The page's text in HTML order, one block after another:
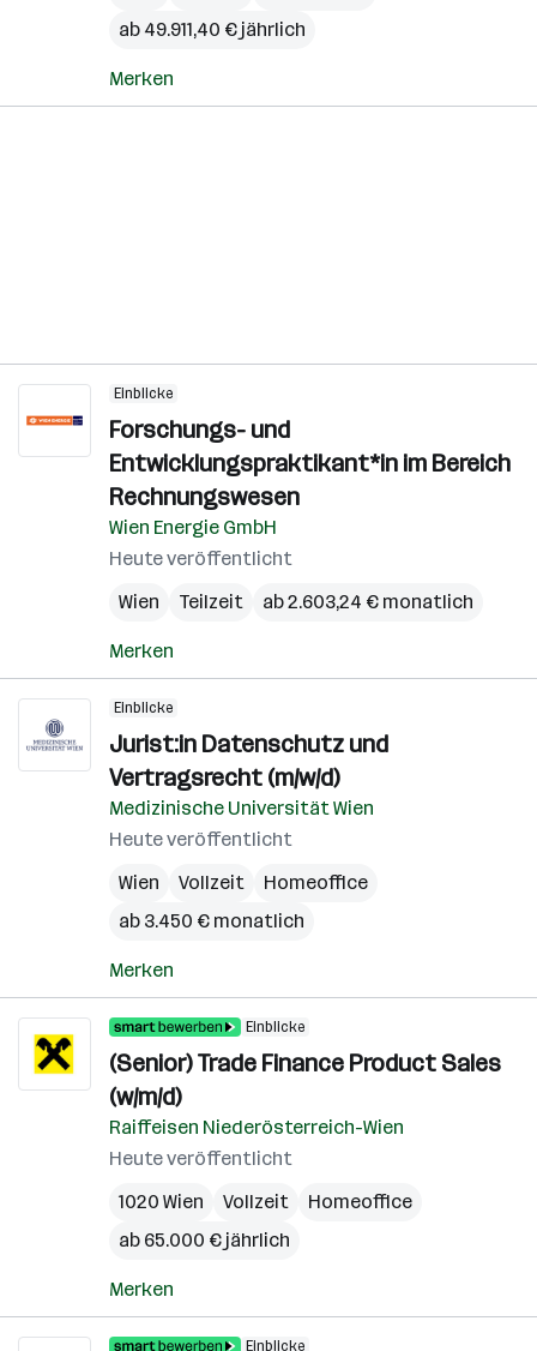
ab 49.911,40 € jährlich
Merken
Einblicke
Forschungs- und
Entwicklungspraktikant*in im Bereich
Rechnungswesen
Wien Energie GmbH
Heute veröffentlicht
Wien
Teilzeit ab 2.603,24 € monatlich
Merken
Einblicke
Jurist:in Datenschutz und
Vertragsrecht (m/w/d)
Medizinische Universität Wien
Heute veröffentlicht
Wien
Vollzeit
Homeoffice
ab 3.450 € monatlich
Merken
Einblicke
(Senior) Trade Finance Product Sales
(w/m/d)
Raiffeisen Niederösterreich-Wien
Heute veröffentlicht
1020 Wien
Vollzeit
Homeoffice
ab 65.000 € jährlich
Merken
Einblicke